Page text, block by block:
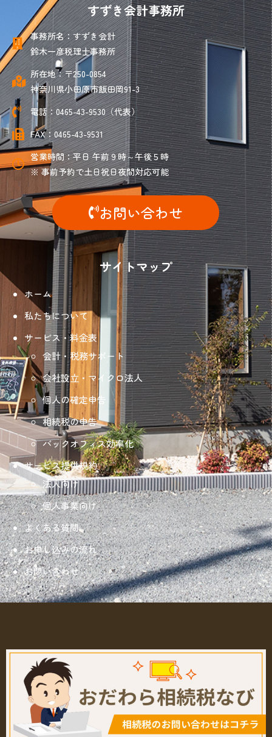
すずき会計事務所
事務所名：すずき会計
鈴木一彦税理士事務所
所在地：〒250-0854
神奈川県小田原市飯田岡91-3
電話：0465-43-9530（代表）
FAX：0465-43-9531
営業時間：平日 午前９時～午後５時
※ 事前予約で土日祝日夜間対応可能
お問い合わせ
サイトマップ
ホーム
私たちについて
サービス・料金表
会計・税務サポート
会社設立・マイクロ法人
個人の確定申告
相続税の申告
バックオフィス効率化
サービス提供規約
法人向け
個人事業向け
よくある質問
お申し込みの流れ
お問い合わせ